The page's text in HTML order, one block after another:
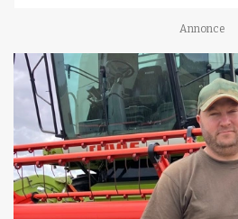
Annonce